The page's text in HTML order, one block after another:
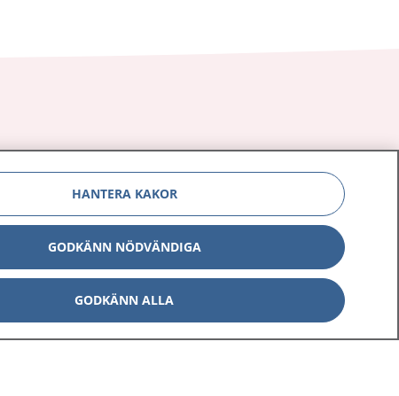
E-tjänster
Aktuellt
Digital tillgänglighet
HANTERA KAKOR
GODKÄNN NÖDVÄNDIGA
GODKÄNN ALLA